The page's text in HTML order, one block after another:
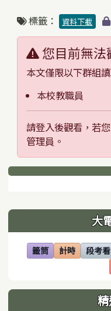
標籤： 資料下載
您目前無法
本文僅限以下群組讀
本校教職員
請登入後觀看，若
管理員。
下中區域內容
左邊區域內容 大
籤筒
(另開視窗)
計時
(另開視窗)
段考
(另開